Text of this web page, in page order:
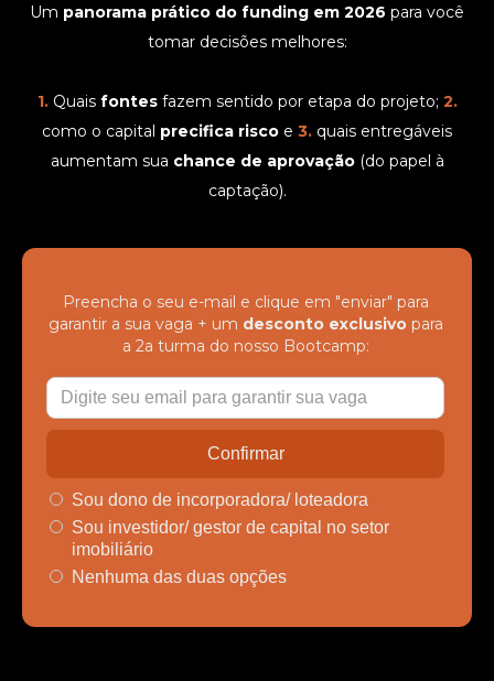
Um panorama prático do funding em 2026 para você
tomar decisões melhores:
1.Quais fontesfazem sentido por etapa do projeto; 2.
como o capital precifica risco e 3. quais entregáveis
aumentam sua chance de aprovação(do papel à
captação).
Preencha o seu e-mail e clique em "enviar" para
garantir a sua vaga + um desconto exclusivopara
a 2a turma do nosso Bootcamp:
Sou dono de incorporadora/ loteadora
Sou investidor/ gestor de capital no setor
imobiliário
Nenhuma das duas opções